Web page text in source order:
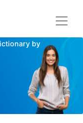
by